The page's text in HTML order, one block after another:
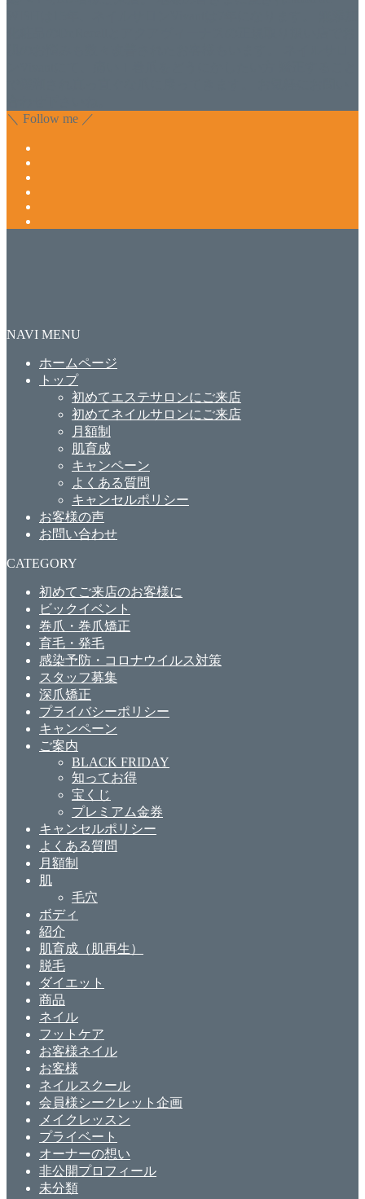
＼ Follow me ／
NAVI MENU
ホームページ
トップ
初めてエステサロンにご来店
初めてネイルサロンにご来店
月額制
肌育成
キャンペーン
よくある質問
キャンセルポリシー
お客様の声
お問い合わせ
CATEGORY
初めてご来店のお客様に
ビックイベント
巻爪・巻爪矯正
育毛・発毛
感染予防・コロナウイルス対策
スタッフ募集
深爪矯正
プライバシーポリシー
キャンペーン
ご案内
BLACK FRIDAY
知ってお得
宝くじ
プレミアム金券
キャンセルポリシー
よくある質問
月額制
肌
毛穴
ボディ
紹介
肌育成（肌再生）
脱毛
ダイエット
商品
ネイル
フットケア
お客様ネイル
お客様
ネイルスクール
会員様シークレット企画
メイクレッスン
プライベート
オーナーの想い
非公開プロフィール
未分類